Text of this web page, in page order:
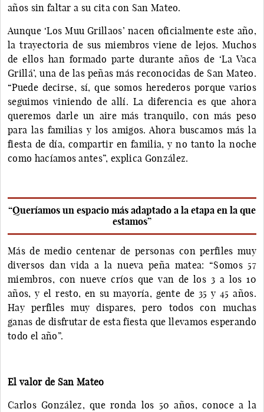
años sin faltar a su cita con San Mateo.
Aunque ‘Los Muu Grillaos’ nacen oficialmente este año,
la trayectoria de sus miembros viene de lejos. Muchos
de ellos han formado parte durante años de ‘La Vaca
Grillá’, una de las peñas más reconocidas de San Mateo.
“Puede decirse, sí, que somos herederos porque varios
seguimos viniendo de allí. La diferencia es que ahora
queremos darle un aire más tranquilo, con más peso
para las familias y los amigos. Ahora buscamos más la
fiesta de día, compartir en familia, y no tanto la noche
como hacíamos antes”, explica González.
“Queríamos un espacio más adaptado a la etapa en la que
estamos”
Más de medio centenar de personas con perfiles muy
diversos dan vida a la nueva peña matea: “Somos 57
miembros, con nueve críos que van de los 3 a los 10
años, y el resto, en su mayoría, gente de 35 y 45 años.
Hay perfiles muy dispares, pero todos con muchas
ganas de disfrutar de esta fiesta que llevamos esperando
todo el año”.
El valor de San Mateo
Carlos González, que ronda los 50 años, conoce a la